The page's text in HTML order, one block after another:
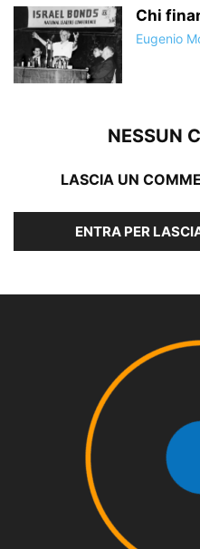
Chi
Eugenio
NESSUN
LASCIA UN
ENTRA PER